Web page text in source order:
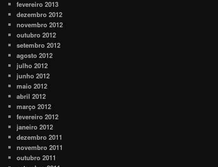
fevereiro 2013
dezembro 2012
novembro 2012
outubro 2012
setembro 2012
agosto 2012
julho 2012
junho 2012
maio 2012
abril 2012
março 2012
fevereiro 2012
janeiro 2012
dezembro 2011
novembro 2011
outubro 2011